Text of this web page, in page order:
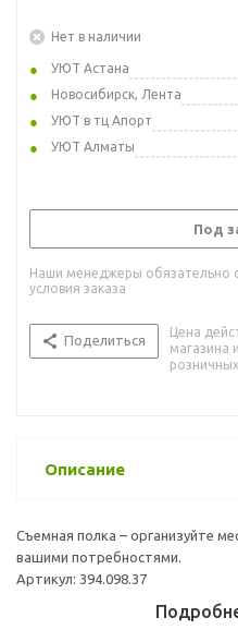
Нет в наличии
УЮТ Астана
Новосибирск, Лента
УЮТ в тц Апорт
УЮТ Алматы
Под
Наши менеджеры обязательно
условия заказа
Поделиться
Цена
магазина
Описание
Съемная полка – организуйте
вашими потребностями.
Артикул: 394.098.37